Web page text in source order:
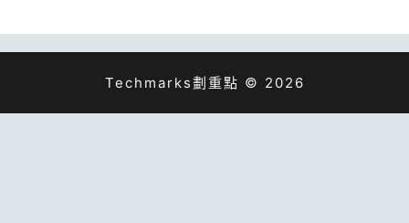
Techmarks劃重點 © 2026